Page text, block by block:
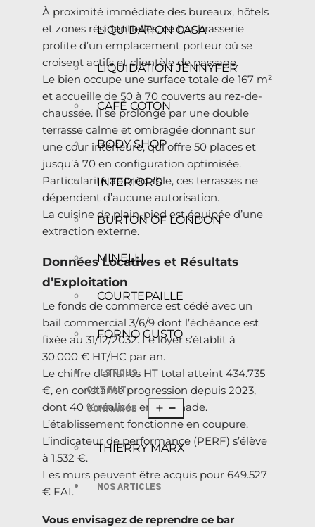
LIQUIDATION CASA
LIQUIDATION JENNYFER
CAFÉ COTON
BODY SHOP
INTERIOR’S
BURTON OF LONDON
MINELLI
COURTEPAILLE
FORNO GUSTO
ILS NOUS
ONT FAIT
CONFIANCE
THIERRY MARX
NOS ARTICLES
À proximité immédiate des bureaux, hôtels
et zones résidentielles, ce bar brasserie
profite d’un emplacement porteur où se
croisent actifs et clientèle de passage.
Le bien occupe une surface totale de 167 m²
et accueille de 50 à 70 couverts au rez-de-
chaussée. Il se prolonge par une double
terrasse calme et ombragée donnant sur
une cour intérieure, qui offre 50 places et
jusqu’à 70 en configuration optimisée.
Particularité appréciable, ces terrasses ne
dépendent d’aucune autorisation.
La cuisine de plain-pied est équipée d’une
extraction externe.
Données Locatives et Résultats
d’Exploitation
Le fonds de commerce est cédé avec un
bail commercial 3/6/9 dont l’échéance est
fixée au 31/12/2032. Le loyer s’établit à
30.000 € HT/HC par an.
Le chiffre d’affaires HT total atteint 434.735
€, en constante progression depuis 2023,
dont 40 % réalisés en limonade.
L’établissement fonctionne en coupure.
L’indicateur de performance (PERF) s’élève
à 1.532 €.
Les murs peuvent être acquis pour 649.527
€ FAI.
Vous envisagez de reprendre ce bar